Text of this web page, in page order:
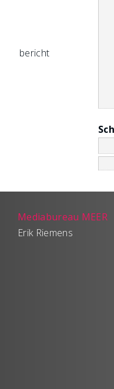
bericht
Mediabureau MEER
Erik Riemens